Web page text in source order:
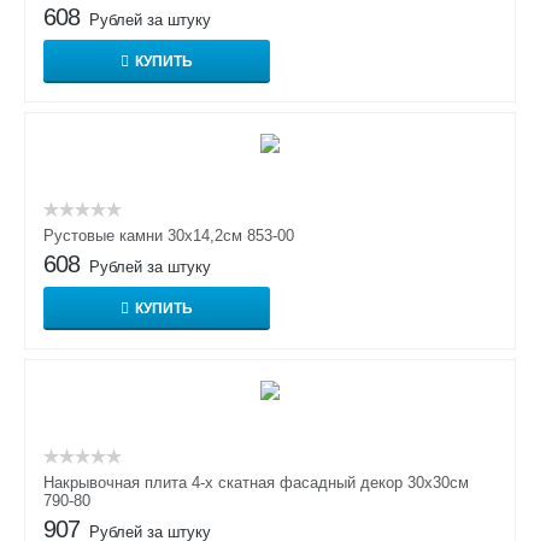
608 Рублей за штуку
КУПИТЬ
Рустовые камни 30х14,2см 853-00
608 Рублей за штуку
КУПИТЬ
Накрывочная плита 4-х скатная фасадный декор 30х30см
790-80
907 Рублей за штуку